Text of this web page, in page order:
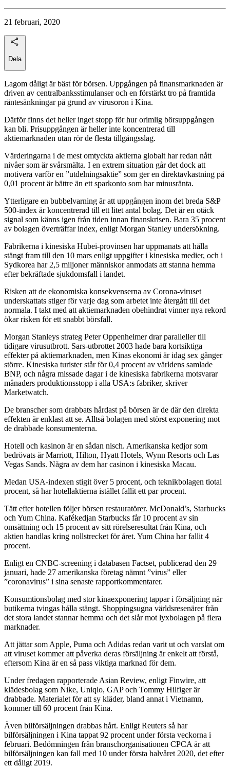
21 februari, 2020
Dela
Lagom dåligt är bäst för börsen. Uppgången på finansmarknaden är
driven av centralbanksstimulanser och en förstärkt tro på framtida
räntesänkningar på grund av virusoron i Kina.
Därför finns det heller inget stopp för hur orimlig börsuppgången
kan bli. Prisuppgången är heller inte koncentrerad till
aktiemarknaden utan rör de flesta tillgångsslag.
Värderingarna i de mest omtyckta aktierna globalt har redan nått
nivåer som är svårsmälta. I en extrem situation går det dock att
motivera varför en ”utdelningsaktie” som ger en direktavkastning på
0,01 procent är bättre än ett sparkonto som har minusränta.
Ytterligare en bubbelvarning är att uppgången inom det breda S&P
500-index är koncentrerad till ett litet antal bolag. Det är en otäck
signal som känns igen från tiden innan finanskrisen. Bara 35 procent
av bolagen överträffar index, enligt Morgan Stanley undersökning.
Fabrikerna i kinesiska Hubei-provinsen har uppmanats att hålla
stängt fram till den 10 mars enligt uppgifter i kinesiska medier, och i
Sydkorea har 2,5 miljoner människor anmodats att stanna hemma
efter bekräftade sjukdomsfall i landet.
Risken att de ekonomiska konsekvenserna av Corona-viruset
underskattats stiger för varje dag som arbetet inte återgått till det
normala. I takt med att aktiemarknaden obehindrat vinner nya rekord
ökar risken för ett snabbt börsfall.
Morgan Stanleys strateg Peter Oppenheimer drar paralleller till
tidigare virusutbrott. Sars-utbrottet 2003 hade bara kortsiktiga
effekter på aktiemarknaden, men Kinas ekonomi är idag sex gånger
större. Kinesiska turister står för 0,4 procent av världens samlade
BNP, och några missade dagar i de kinesiska fabrikerna motsvarar
månaders produktionsstopp i alla USA:s fabriker, skriver
Marketwatch.
De branscher som drabbats hårdast på börsen är de där den direkta
effekten är enklast att se. Alltså bolagen med störst exponering mot
de drabbade konsumenterna.
Hotell och kasinon är en sådan nisch. Amerikanska kedjor som
bedrövats är Marriott, Hilton, Hyatt Hotels, Wynn Resorts och Las
Vegas Sands. Några av dem har casinon i kinesiska Macau.
Medan USA-indexen stigit över 5 procent, och teknikbolagen tiotal
procent, så har hotellaktierna istället fallit ett par procent.
Tätt efter hotellen följer börsen restauratörer. McDonald’s, Starbucks
och Yum China. Kafékedjan Starbucks får 10 procent av sin
omsättning och 15 procent av sitt rörelseresultat från Kina, och
aktien handlas kring nollstrecket för året. Yum China har fallit 4
procent.
Enligt en CNBC-screening i databasen Factset, publicerad den 29
januari, hade 27 amerikanska företag nämnt ”virus” eller
”coronavirus” i sina senaste rapportkommentarer.
Konsumtionsbolag med stor kinaexponering tappar i försäljning när
butikerna tvingas hålla stängt. Shoppingsugna världsresenärer från
det stora landet stannar hemma och det slår mot lyxbolagen på flera
marknader.
Att jättar som Apple, Puma och Adidas redan varit ut och varslat om
att viruset kommer att påverka deras försäljning är enkelt att förstå,
eftersom Kina är en så pass viktiga marknad för dem.
Under fredagen rapporterade Asian Review, enligt Finwire, att
klädesbolag som Nike, Uniqlo, GAP och Tommy Hilfiger är
drabbade. Materialet för att sy kläder, bland annat i Vietnamn,
kommer till 60 procent från Kina.
Även bilförsäljningen drabbas hårt. Enligt Reuters så har
bilförsäljningen i Kina tappat 92 procent under första veckorna i
februari. Bedömningen från branschorganisationen CPCA är att
bilförsäljningen kan fall med 10 under första halvåret 2020, det efter
ett dåligt 2019.